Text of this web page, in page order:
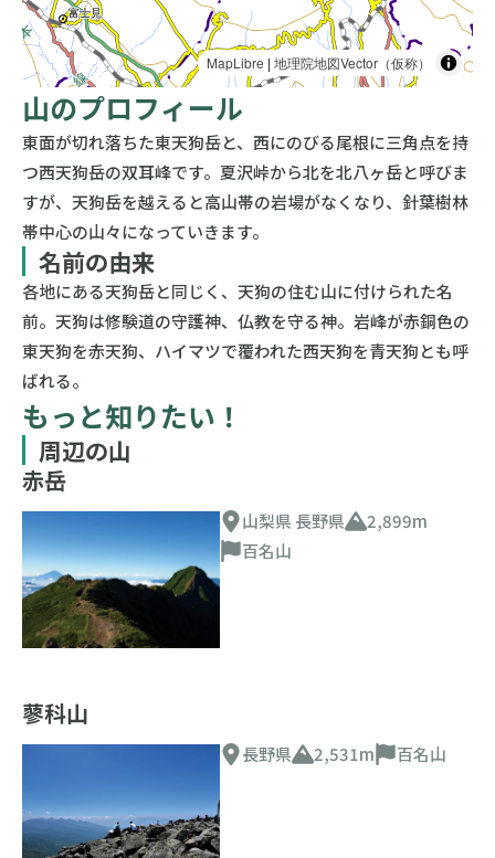
MapLibre |地理院地図Vector（仮称）
山のプロフィール
東面が切れ落ちた東天狗岳と、西にのびる尾根に三角点を持
つ西天狗岳の双耳峰です。夏沢峠から北を北八ヶ岳と呼びま
すが、天狗岳を越えると高山帯の岩場がなくなり、針葉樹林
帯中心の山々になっていきます。
名前の由来
各地にある天狗岳と同じく、天狗の住む山に付けられた名
前。天狗は修験道の守護神、仏教を守る神。岩峰が赤銅色の
東天狗を赤天狗、ハイマツで覆われた西天狗を青天狗とも呼
ばれる。
もっと知りたい！
周辺の山
赤岳
山梨県 長野県
2,899m
百名山
蓼科山
長野県 2,531m 百名山